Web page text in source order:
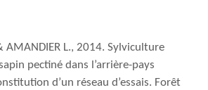
AMANDIER L., 2014. Sylviculture
pectiné dans l’arrière-pays
d’un réseau d’essais. Forêt